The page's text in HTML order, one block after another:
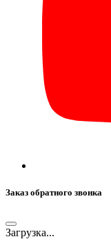
Заказ обратного звонка
Загрузка...